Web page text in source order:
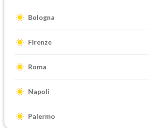
Bologna
Firenze
Roma
Napoli
Palermo